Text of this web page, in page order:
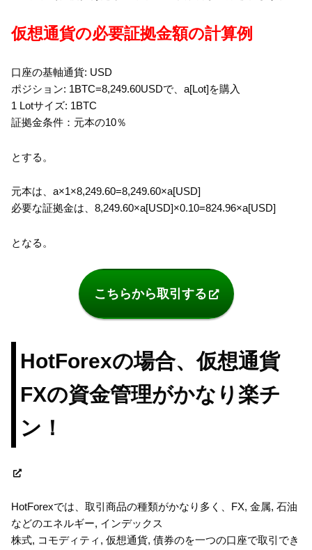
仮想通貨の必要証拠金額の計算例
口座の基軸通貨: USD
ポジション: 1BTC=8,249.60USDで、a[Lot]を購入
1 Lotサイズ: 1BTC
証拠金条件：元本の10％
とする。
元本は、a×1×8,249.60=8,249.60×a[USD]
必要な証拠金は、8,249.60×a[USD]×0.10=824.96×a[USD]
となる。
こちらから取引する
HotForexの場合、仮想通貨
FXの資金管理がかなり楽チ
ン！
HotForexでは、取引商品の種類がかなり多く、FX, 金属, 石油
などのエネルギー, インデックス
株式, コモディティ, 仮想通貨, 債券のを一つの口座で取引でき